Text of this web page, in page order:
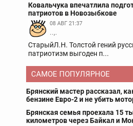
Ковальчука впечатлила
патриотов в Новозыбкове
08 АВГ 21:37
..,.
СтарыйЛ.Н. Толстой гений
патриотизм выгоден п...
САМОЕ ПОПУЛЯРНОЕ
Брянский мастер рассказал,
бензине Евро-2 и не убить
Брянская семья проехала 15
километров через Байкал и